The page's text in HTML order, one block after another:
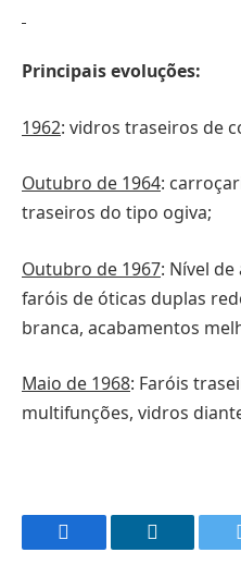
Principais evoluções:
1962: vidros traseiros de
Outubro de 1964:
traseiros do tipo ogiva;
Outubro de 1967: Nível
faróis de óticas duplas
branca, acabamentos
Maio de 1968: Faróis
multifunções, vidros